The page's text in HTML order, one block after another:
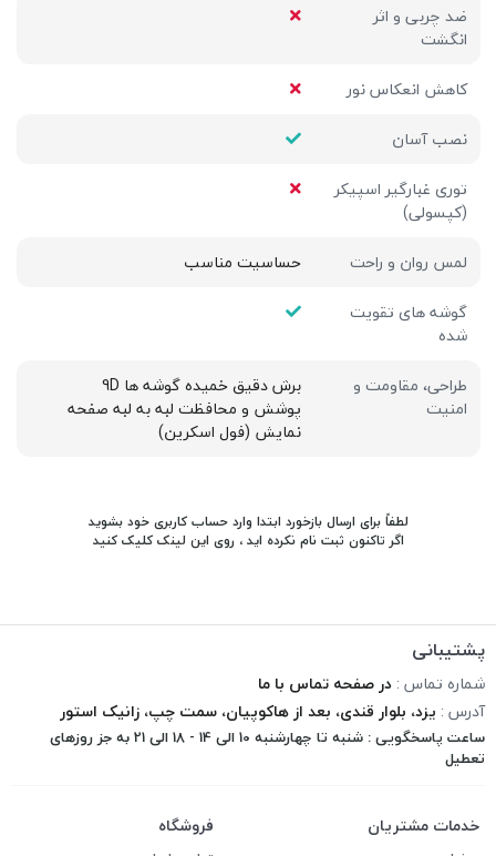
ضد چربی و اثر
انگشت
کاهش انعکاس نور
نصب آسان
توری غبارگیر اسپیکر
(کپسولی)
لمس روان و راحت
حساسیت مناسب
گوشه های تقویت
شده
طراحی، مقاومت و
امنیت
برش دقیق خمیده گوشه ها 9D
پوشش و محافظت لبه به لبه صفحه
نمایش (فول اسکرین)
لطفاً برای ارسال بازخورد ابتدا وارد حساب کاربری خود بشوید
اگر تاکنون ثبت نام نکرده اید ، روی این لینک کلیک کنید
پشتیبانی
شماره تماس : در صفحه تماس با ما
آدرس : یزد، بلوار قندی، بعد از هاکوپیان، سمت چپ، زانیک استور
ساعت پاسخگویی : شنبه تا چهارشنبه 10 الی 14 - 18 الی 21 به جز روزهای
تعطیل
خدمات مشتریان فروشگاه